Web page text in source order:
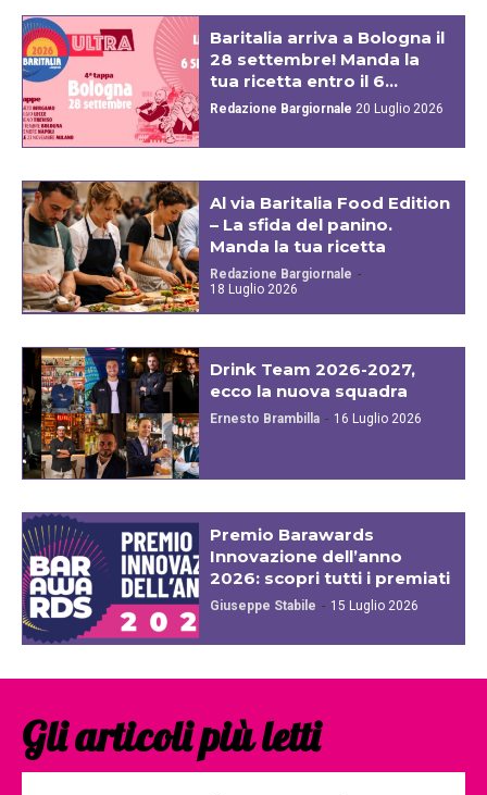
Baritalia arriva a Bologna il
28 settembre! Manda la
tua ricetta entro il 6...
Redazione Bargiornale 20 Luglio 2026
Al via Baritalia Food Edition
– La sfida del panino.
Manda la tua ricetta
Redazione Bargiornale -
18 Luglio 2026
Drink Team 2026-2027,
ecco la nuova squadra
Ernesto Brambilla - 16 Luglio 2026
Premio Barawards
Innovazione dell’anno
2026: scopri tutti i premiati
Giuseppe Stabile - 15 Luglio 2026
Gli articoli più letti